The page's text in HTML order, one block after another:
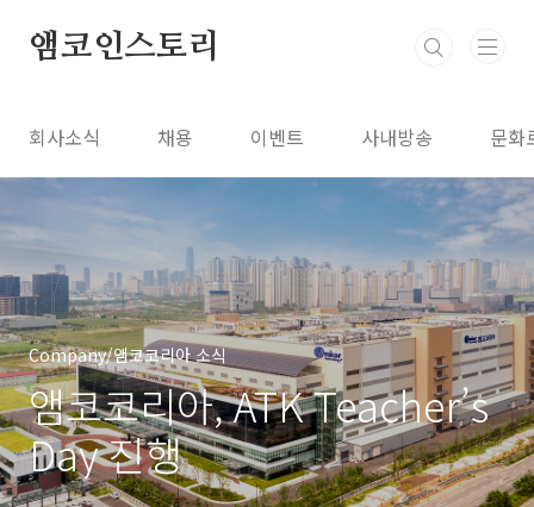
앰코인스토리
회사소식 채용 이벤트 사내방송 문화
Company/앰코코리아 소식
앰코코리아, ATK Teacher’s
Day 진행